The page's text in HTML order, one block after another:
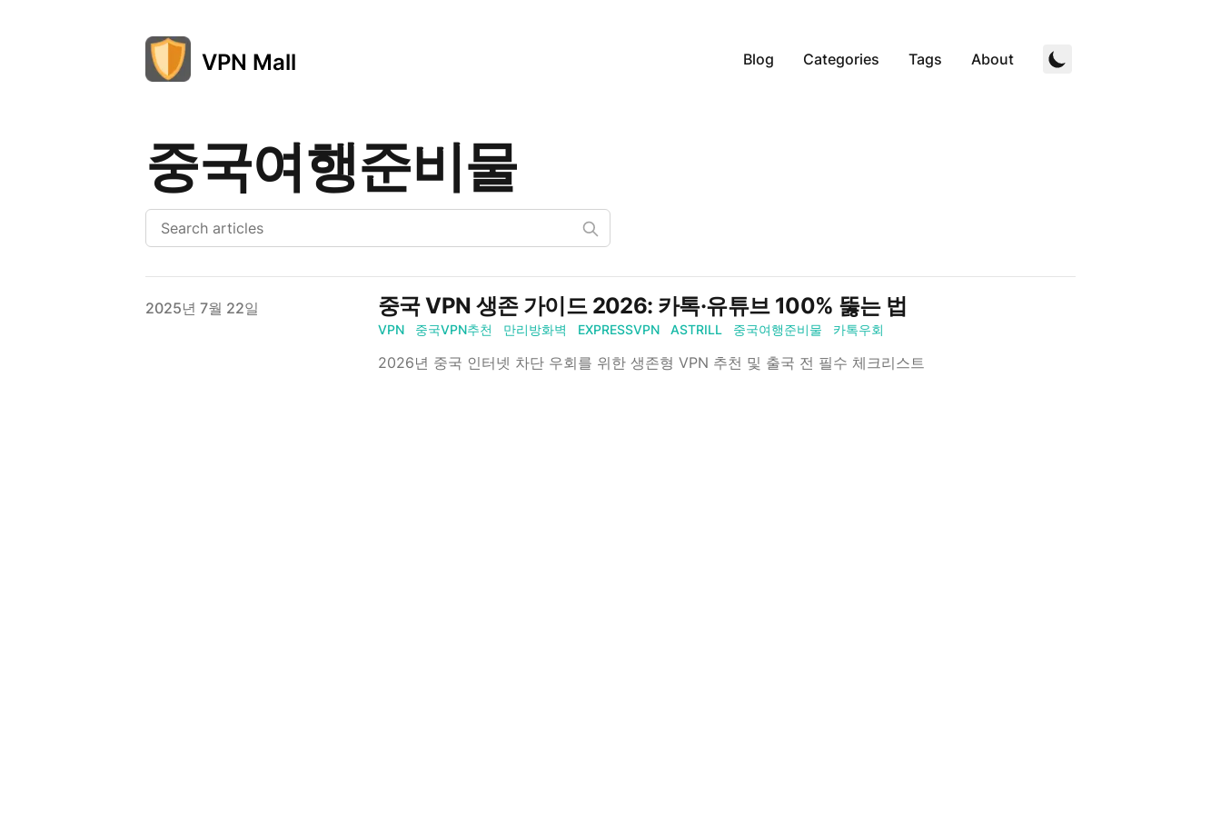
VPN Mall Blog Categories Tags About
중국여행준비물
Published on
2025년 7월 22일 중국 VPN 생존 가이드 2026: 카톡·유튜브 100% 뚫는 법
VPN 중국VPN추천 만리방화벽 EXPRESSVPN ASTRILL 중국여행준비물 카톡우회
2026년 중국 인터넷 차단 우회를 위한 생존형 VPN 추천 및 출국 전 필수 체크리스트